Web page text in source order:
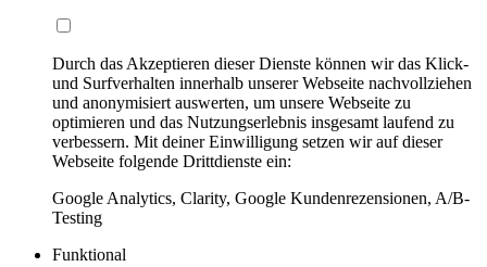
Durch das Akzeptieren dieser Dienste können wir das Klick-
und Surfverhalten innerhalb unserer Webseite nachvollziehen
und anonymisiert auswerten, um unsere Webseite zu
optimieren und das Nutzungserlebnis insgesamt laufend zu
verbessern. Mit deiner Einwilligung setzen wir auf dieser
Webseite folgende Drittdienste ein:
Google Analytics, Clarity, Google Kundenrezensionen, A/B-
Testing
Funktional